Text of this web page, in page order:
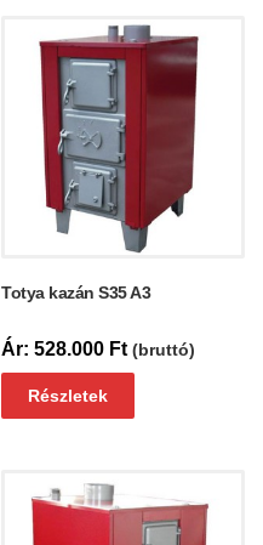
Totya kazán S35 A3
528.000 Ft (bruttó)
Részletek